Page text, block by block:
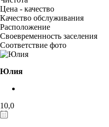
Цена - качество
Качество обслуживания
Расположение
Своевременность заселения
Соответствие фото
Юлия
10,0